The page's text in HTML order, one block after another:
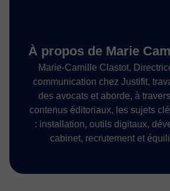
À propos de Marie
Marie-Camille Clastot,
communication chez Justifit,
des avocats et aborde, à
contenus éditoriaux, les sujets
: installation, outils digitaux,
cabinet, recrutement et